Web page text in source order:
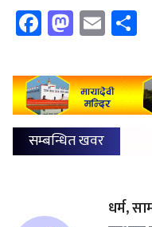
Facebook
Email
सम्बन्धित खवर
धर्म,